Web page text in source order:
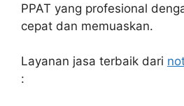
PPAT yang profesional
cepat dan memuaskan.
Layanan jasa terbaik dari
: